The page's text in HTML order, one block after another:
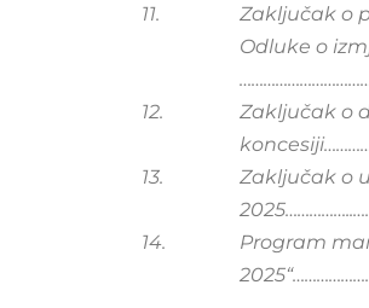
11.
Zaključak o
Odluke o
12.
Zaključak o
13.
Zaključak o
14.
Program